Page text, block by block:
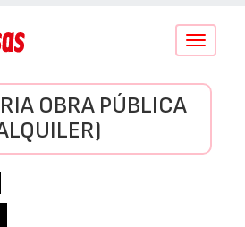
Conmutar
OBRA PÚBLICA